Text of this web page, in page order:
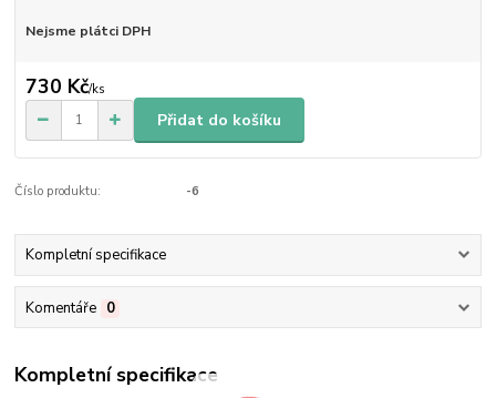
Nejsme plátci DPH
730 Kč/ks
Přidat do košíku
Číslo produktu: -6
Kompletní specifikace
Komentáře 0
Kompletní specifikace